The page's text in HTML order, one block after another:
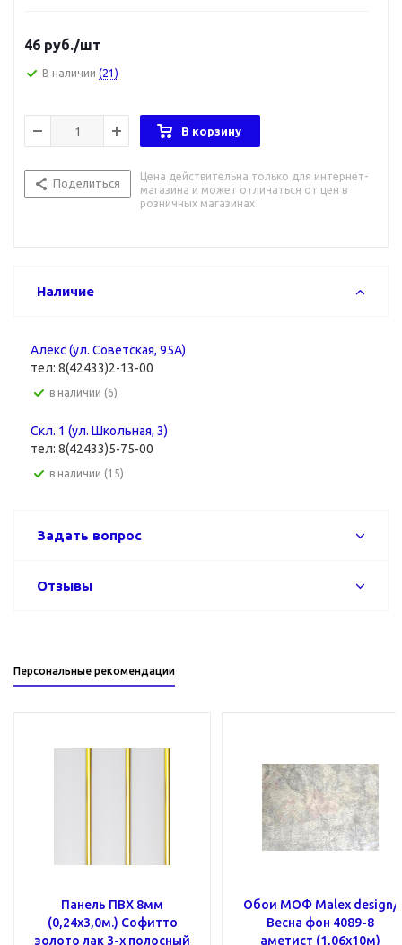
46 руб./шт
В наличии (21)
В корзину
Поделиться
Цена действительна только для интернет-
магазина и может отличаться от цен в
розничных магазинах
Наличие
Алекс (ул. Советская, 95А)
тел: 8(42433)2-13-00
В наличии (6)
Скл. 1 (ул. Школьная, 3)
тел: 8(42433)5-75-00
В наличии (15)
Задать вопрос
Отзывы
Персональные рекомендации
Панель ПВХ 8мм
(0,24x3,0м.) Cофитто
золото лак 3-х полосный
Обои МОФ Malex design/
Весна фон 4089-8
аметист (1,06х10м)